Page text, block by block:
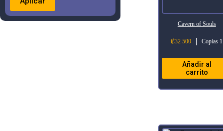
Cavern of Souls
₡32 500 Copias 1
Añadir al
carrito